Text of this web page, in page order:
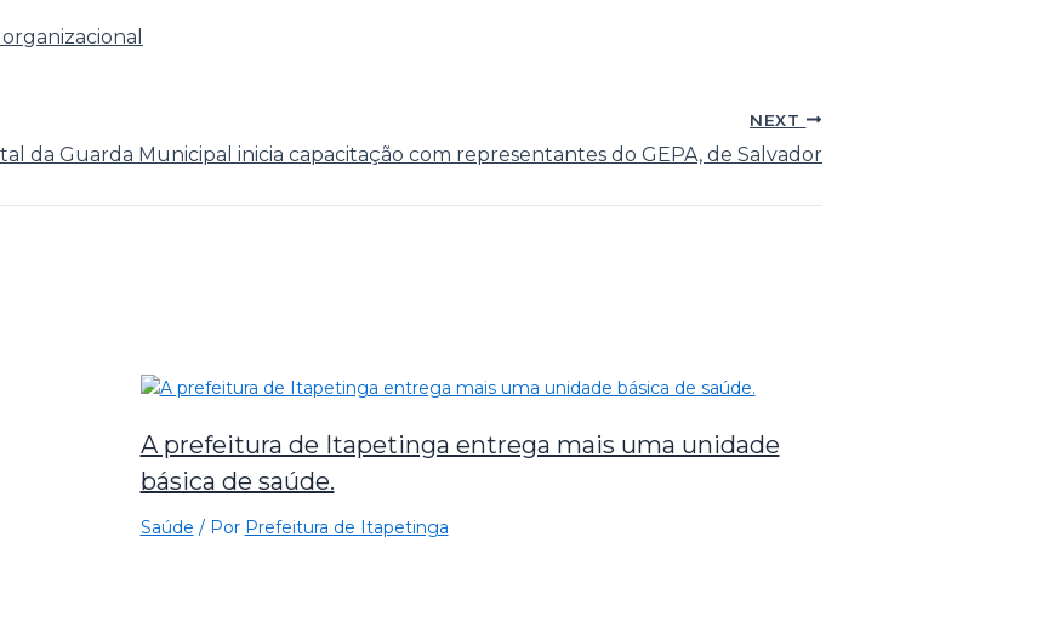
NEXT
da Guarda Municipal inicia capacitação com representantes do GEPA, de Salvador
A prefeitura de Itapetinga entrega mais uma unidade
básica de saúde.
Saúde / Por Prefeitura de Itapetinga